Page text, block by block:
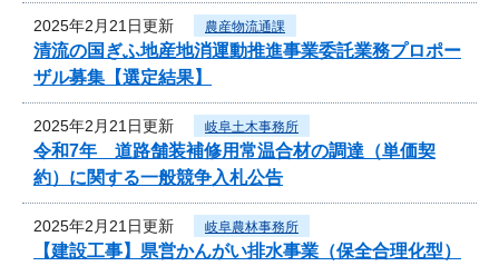
2025年2月21日更新 農産物流通課
清流の国ぎふ地産地消運動推進事業委託業務プロポー
ザル募集【選定結果】
2025年2月21日更新 岐阜土木事務所
令和7年 道路舗装補修用常温合材の調達（単価契
約）に関する一般競争入札公告
2025年2月21日更新 岐阜農林事務所
【建設工事】県営かんがい排水事業（保全合理化型）